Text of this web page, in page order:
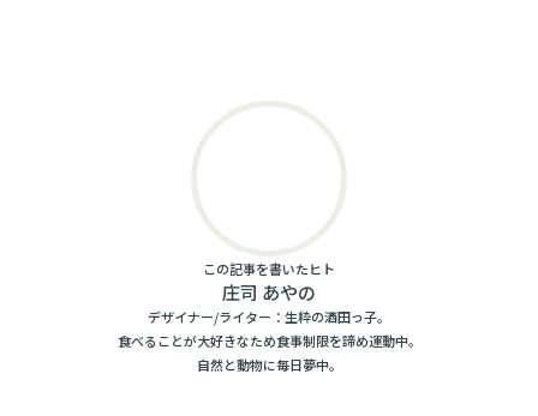
この記事を書いたヒト
庄司 あやの
デザイナー/ライター：生粋の酒田っ子。
食べることが大好きなため食事制限を諦め運動中。
自然と動物に毎日夢中。